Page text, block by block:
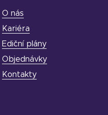
O nás
Kariéra
Ediční plány
Objednávky
Kontakty